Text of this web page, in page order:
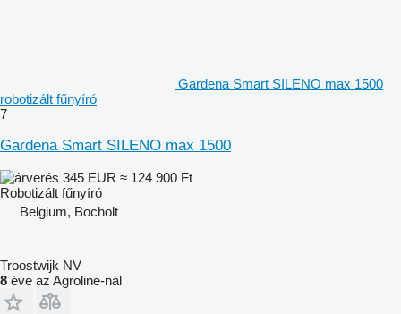
Gardena Smart SILENO max 1500
robotizált fűnyíró
7
Gardena Smart SILENO max 1500
345 EUR ≈ 124 900 Ft
Robotizált fűnyíró
Belgium, Bocholt
Troostwijk NV
8 éve az Agroline-nál